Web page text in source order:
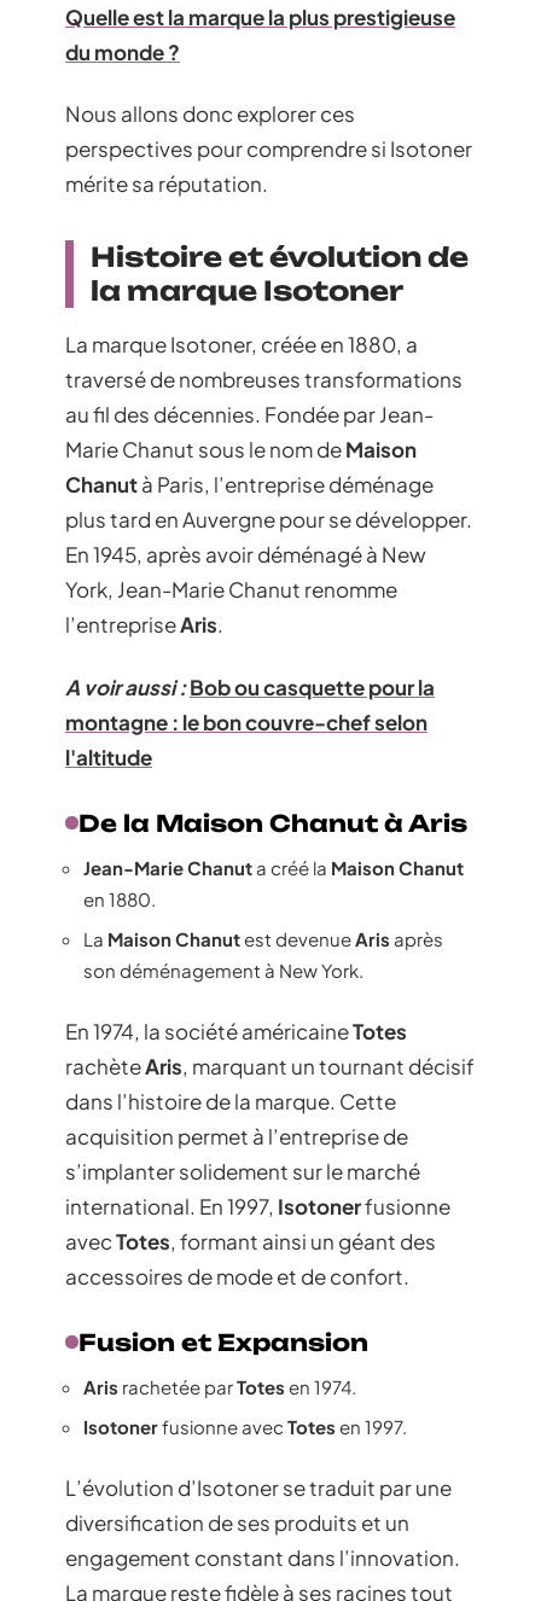
Quelle est la marque la plus prestigieuse
du monde ?
Nous allons donc explorer ces
perspectives pour comprendre si Isotoner
mérite sa réputation.
Histoire et évolution de
la marque Isotoner
La marque Isotoner, créée en 1880, a
traversé de nombreuses transformations
au fil des décennies. Fondée par Jean-
Marie Chanut sous le nom deMaison
Chanutà Paris, l’entreprise déménage
plus tard en Auvergne pour se développer.
En 1945, après avoir déménagé à New
York, Jean-Marie Chanut renomme
l’entrepriseAris.
A voir aussi :Bob ou casquette pour la
montagne : le bon couvre-chef selon
l'altitude
De la Maison Chanut à Aris
Jean-Marie Chanut a créé la Maison Chanut
en 1880.
La Maison Chanutest devenueAris après
son déménagement à New York.
En 1974, la société américaineTotes
rachèteAris, marquant un tournant décisif
dans l’histoire de la marque. Cette
acquisition permet à l’entreprise de
s’implanter solidement sur le marché
international. En 1997, Isotonerfusionne
avecTotes, formant ainsi un géant des
accessoires de mode et de confort.
Fusion et Expansion
Aris rachetée parTotes en 1974.
Isotonerfusionne avec Totes en 1997.
L’évolution d’Isotoner se traduit par une
diversification de ses produits et un
engagement constant dans l’innovation.
La marque reste fidèle à ses racines tout